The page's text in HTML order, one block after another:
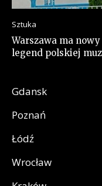
Sztuka
Warszawa ma
legend polskiej
Gdansk
Poznań
Łódź
Wrocław